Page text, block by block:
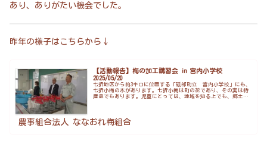
あり、ありがたい機会でした。
昨年の様子はこちらから↓
【活動報告】梅の加工講習会 in 宮内小学校
2025/05/20
七折地区から約3キロに位置する「砥部町立 宮内小学校」にも、
七折小梅の木があります。七折小梅は町の花であり、その実は特
産品でもあります。児童にとっては、地域を知る上でも、郷土へ
農事組合法人 ななおれ梅組合